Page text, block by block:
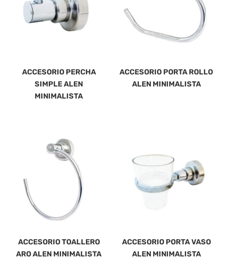
ACCESORIO PERCHA
SIMPLE ALEN
MINIMALISTA
ACCESORIO PORTA ROLLO
ALEN MINIMALISTA
ACCESORIO TOALLERO
ARO ALEN MINIMALISTA
ACCESORIO PORTA VASO
ALEN MINIMALISTA